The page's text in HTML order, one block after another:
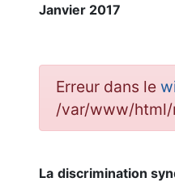
Janvier 2017
Erreur dans le
/var/www/html/
La discrimination